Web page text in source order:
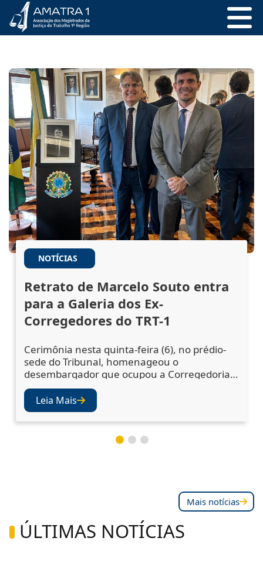
NOTÍCIAS
Retrato de Marcelo Souto entra
para a Galeria dos Ex-
Corregedores do TRT-1
Cerimônia nesta quinta-feira (6), no prédio-
sede do Tribunal, homenageou o
desembargador que ocupou a Corregedoria
Regional no biênio 2023/2025 A cerimônia de
descerramento do retrato do desembargador
Marcelo Augusto Souto de Oliveira,
corregedor regional no biênio 2023/2025,
ocorreu nesta quinta-feira (6), no Salão Nobre
do TRT-1. A solenidade confirmou a inclusão
Leia Mais
Mais notícias
ÚLTIMAS NOTÍCIAS